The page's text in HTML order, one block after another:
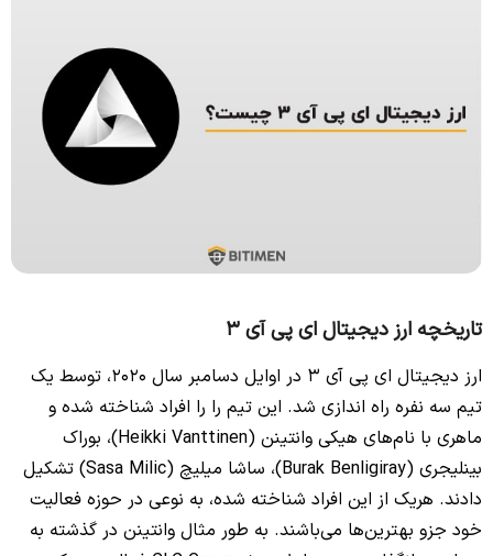
تاریخچه ارز دیجیتال ای پی آی 3
ارز دیجیتال ای پی آی 3 در اوایل دسامبر سال 2020، توسط یک
تیم سه نفره راه اندازی شد. این تیم را را افراد شناخته شده و
ماهری با نام‌های هیکی وانتینن (Heikki Vanttinen)، بوراک
بینلیجری (Burak Benligiray)، ساشا میلیچ (Sasa Milic) تشکیل
دادند. هریک از این افراد شناخته شده، به نوعی در حوزه فعالیت
خود جزو بهترین‌‌ها می‌باشند. به طور مثال وانتینن در گذشته به